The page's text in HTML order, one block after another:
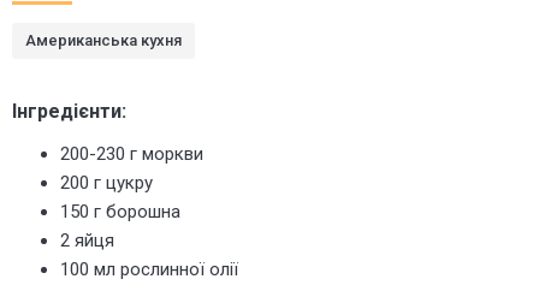
Американська кухня
Інгредієнти:
200-230 г моркви
200 г цукру
150 г борошна
2 яйця
100 мл рослинної олії